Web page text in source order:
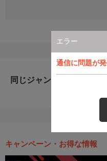
エラー
通信に問題が
同じジャンルのおすすめ番
キャンペーン・お得な情報